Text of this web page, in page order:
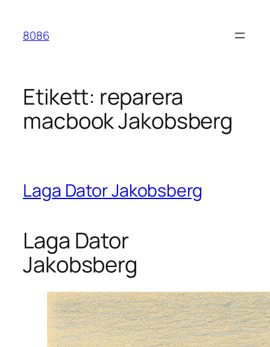
innehåll
8086
Etikett: reparera
macbook Jakobsberg
Laga Dator Jakobsberg
Laga Dator
Jakobsberg